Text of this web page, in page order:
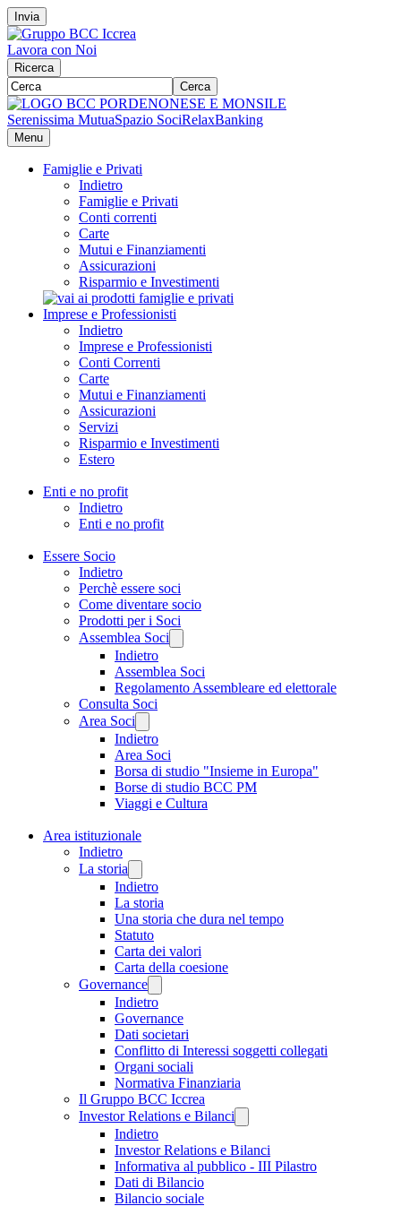
Invia
Lavora con Noi
Ricerca
Cerca
Serenissima MutuaSpazio SociRelaxBanking
Menu
Famiglie e Privati
Indietro
Famiglie e Privati
Conti correnti
Carte
Mutui e Finanziamenti
Assicurazioni
Risparmio e Investimenti
Imprese e Professionisti
Indietro
Imprese e Professionisti
Conti Correnti
Carte
Mutui e Finanziamenti
Assicurazioni
Servizi
Risparmio e Investimenti
Estero
Enti e no profit
Indietro
Enti e no profit
Essere Socio
Indietro
Perchè essere soci
Come diventare socio
Prodotti per i Soci
Assemblea Soci
Indietro
Assemblea Soci
Regolamento Assembleare ed elettorale
Consulta Soci
Area Soci
Indietro
Area Soci
Borsa di studio "Insieme in Europa"
Borse di studio BCC PM
Viaggi e Cultura
Area istituzionale
Indietro
La storia
Indietro
La storia
Una storia che dura nel tempo
Statuto
Carta dei valori
Carta della coesione
Governance
Indietro
Governance
Dati societari
Conflitto di Interessi soggetti collegati
Organi sociali
Normativa Finanziaria
Il Gruppo BCC Iccrea
Investor Relations e Bilanci
Indietro
Investor Relations e Bilanci
Informativa al pubblico - III Pilastro
Dati di Bilancio
Bilancio sociale